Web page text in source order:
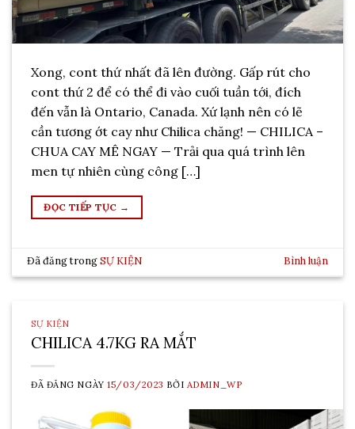
Xong, cont thứ nhất đã lên đường. Gấp rút cho
cont thứ 2 để có thể đi vào cuối tuần tới, đích
đến vẫn là Ontario, Canada. Xứ lạnh nên có lẽ
cần tương ớt cay như Chilica chăng! — CHILICA –
CHUA CAY MÊ NGAY — Trải qua quá trình lên
men tự nhiên cùng công […]
ĐỌC TIẾP TỤC →
Đã đăng trongSỰ KIỆN Bình luận
SỰ KIỆN
CHILICA 4.7KG RA MẮT
ĐÃ ĐĂNG NGÀY15/03/2023 BỞI ADMIN_WP